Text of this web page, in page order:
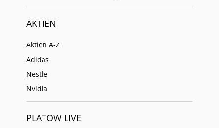
AKTIEN
Aktien A-Z
Adidas
Nestle
Nvidia
PLATOW LIVE